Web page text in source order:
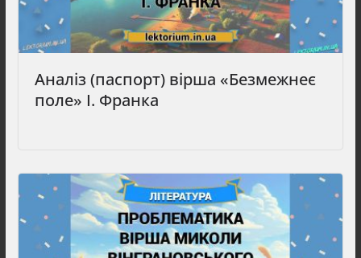
Аналіз (паспорт) вірша «Безмежнеє
поле» І. Франка